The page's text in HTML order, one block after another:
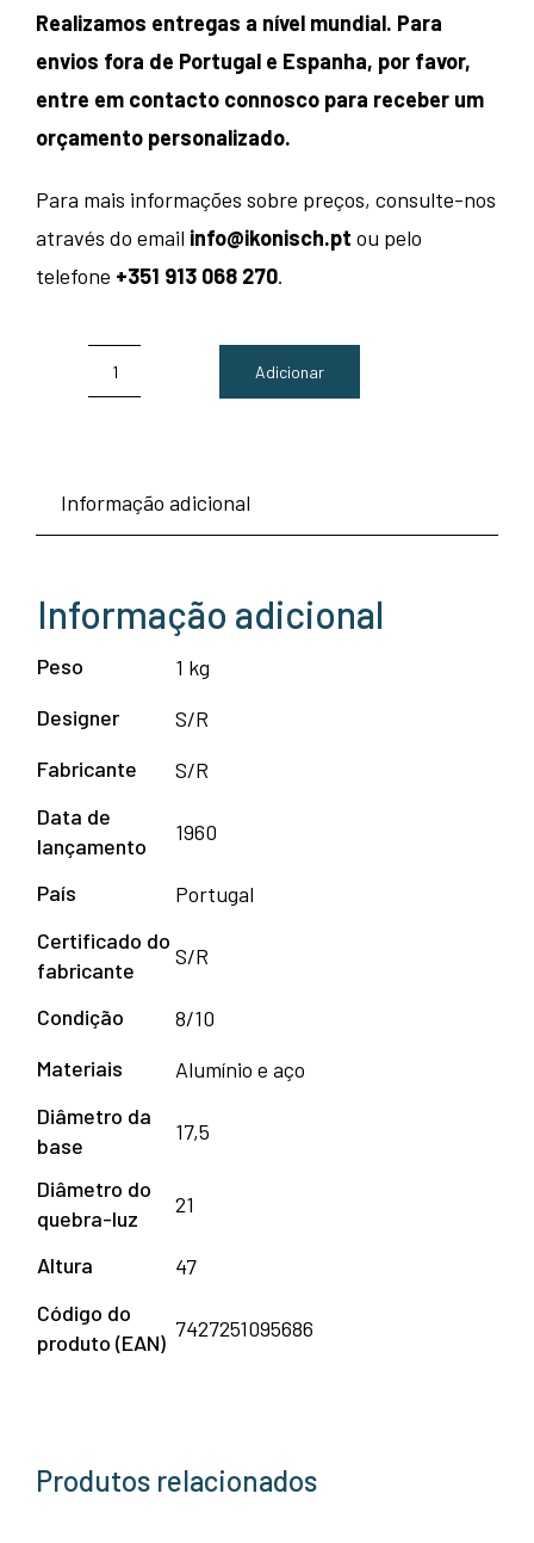
Realizamos entregas a nível mundial. Para
envios fora de Portugal e Espanha, por favor,
entre em contacto connosco para receber um
orçamento personalizado.
Para mais informações sobre preços, consulte-nos
através do email info@ikonisch.pt ou pelo
telefone +351 913 068 270.
de
Mesa
Ø21
Adicionar
Informação adicional
Informação adicional
Peso
1 kg
Designer
S/R
Fabricante
S/R
Data de
lançamento
1960
País
Portugal
Certificado do
fabricante
S/R
Condição
8/10
Materiais
Alumínio e aço
Diâmetro da
base
17,5
Diâmetro do
quebra-luz
21
Altura
47
Código do
produto (EAN)
7427251095686
Produtos relacionados